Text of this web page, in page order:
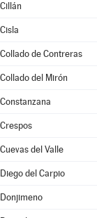
Cillán
Cisla
Collado de Contreras
Collado del Mirón
Constanzana
Crespos
Cuevas del Valle
Diego del Carpio
Donjimeno